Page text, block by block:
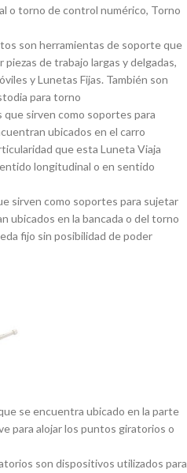
o torno de control numérico, Torno
son herramientas de soporte que
de trabajo largas y delgadas,
y Lunetas Fijas. También son
para torno
sirven como soportes para
ubicados en el carro
que esta Luneta Viaja
longitudinal o en sentido
sirven como soportes para sujetar
ubicados en la bancada o del torno
fijo sin posibilidad de poder
se encuentra ubicado en la parte
para alojar los puntos giratorios o
son dispositivos utilizados para